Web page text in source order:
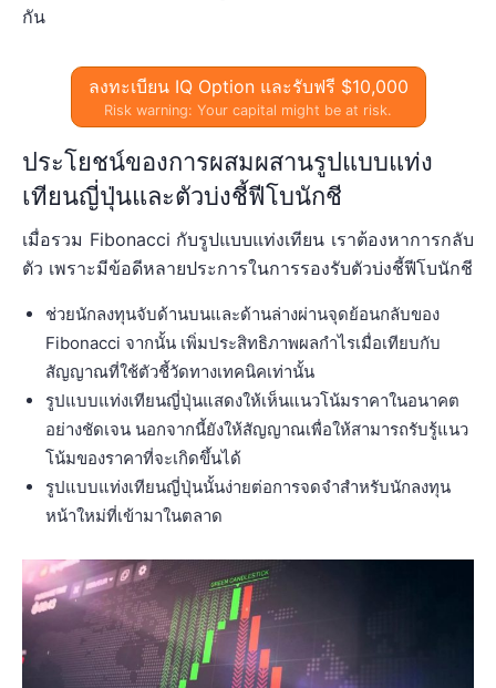
กัน
ลงทะเบียน IQ Option และรับฟรี $10,000
Risk warning: Your capital might be at risk.
ประโยชน์ของการผสมผสานรูปแบบแท่ง
เทียนญี่ปุ่นและตัวบ่งชี้ฟีโบนักชี
เมื่อรวม Fibonacci กับรูปแบบแท่งเทียน เราต้องหาการกลับ
ตัว เพราะมีข้อดีหลายประการในการรองรับตัวบ่งชี้ฟีโบนักชี
ช่วยนักลงทุนจับด้านบนและด้านล่างผ่านจุดย้อนกลับของ
Fibonacci จากนั้น เพิ่มประสิทธิภาพผลกำไรเมื่อเทียบกับ
สัญญาณที่ใช้ตัวชี้วัดทางเทคนิคเท่านั้น
รูปแบบแท่งเทียนญี่ปุ่นแสดงให้เห็นแนวโน้มราคาในอนาคต
อย่างชัดเจน นอกจากนี้ยังให้สัญญาณเพื่อให้สามารถรับรู้แนว
โน้มของราคาที่จะเกิดขึ้นได้
รูปแบบแท่งเทียนญี่ปุ่นนั้นง่ายต่อการจดจำสำหรับนักลงทุน
หน้าใหม่ที่เข้ามาในตลาด